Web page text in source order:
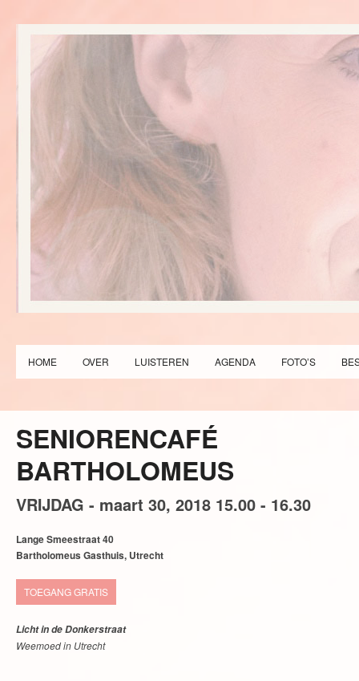
HOME OVER LUISTEREN AGENDA FOTO’S
SENIORENCAFÉ
BARTHOLOMEUS
VRIJDAG - maart 30, 2018 15.00 - 16.30
Lange Smeestraat 40
Bartholomeus Gasthuis, Utrecht
TOEGANG GRATIS
Licht in de Donkerstraat
Weemoed in Utrecht